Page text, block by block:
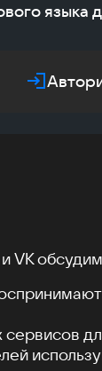
языка
VK
сервисов